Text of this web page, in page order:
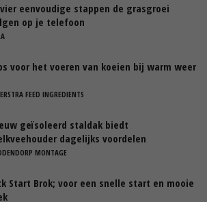
eenvoudige stappen de grasgroei
op je telefoon
voor het voeren van koeien bij warm weer
FEED INGREDIENTS
geïsoleerd staldak biedt
dagelijks voordelen
MONTAGE
Start Brok; voor een snelle start en mooie